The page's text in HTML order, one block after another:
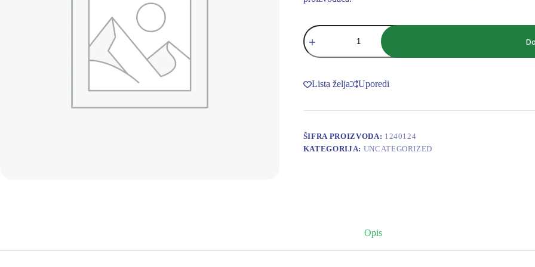
Regulator
pritiska
Caleffi
1/2
manometarskim
priključkom
Lista želja Uporedi
ŠIFRA PROIZVODA: 1240124
KATEGORIJA: UNCATEGORIZED
Opis